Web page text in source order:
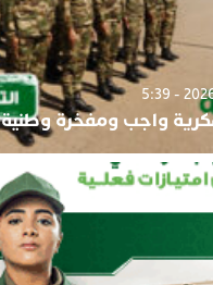
واجب ومفخرة وطنية